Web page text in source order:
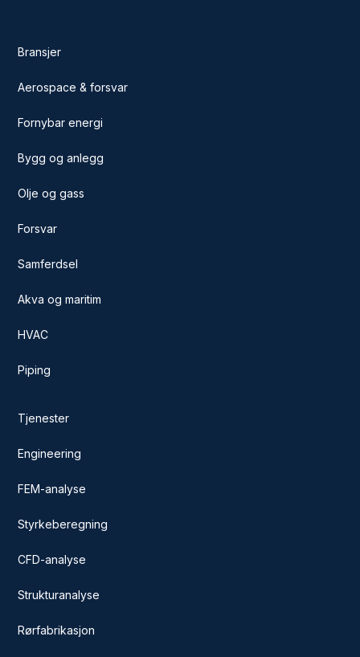
Bransjer
Aerospace & forsvar
Fornybar energi
Bygg og anlegg
Olje og gass
Forsvar
Samferdsel
Akva og maritim
HVAC
Piping
Tjenester
Engineering
FEM-analyse
Styrkeberegning
CFD-analyse
Strukturanalyse
Rørfabrikasjon